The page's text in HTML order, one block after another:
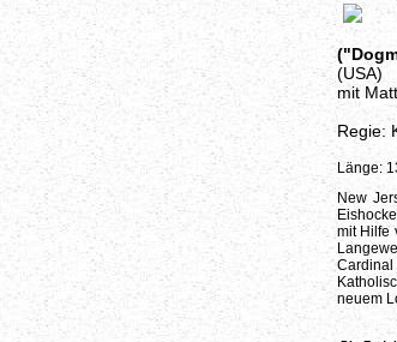
(USA)
mit
Regie:
Länge:
New
mit Hilfe
neuem